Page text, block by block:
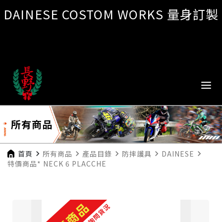
DAINESE COSTOM WORKS 量身訂製
所有商品
首頁 navigate_next 所有商品 navigate_next 產品目錄 navigate_next 防摔護具 navigate_next DAINESE navigate_next
特價商品* NECK 6 PLACCHE